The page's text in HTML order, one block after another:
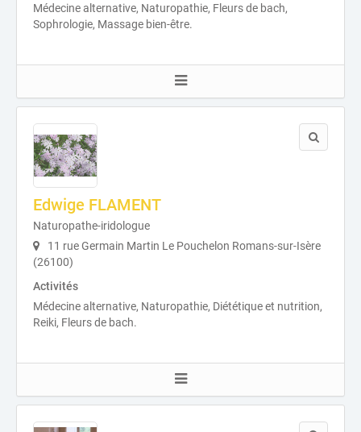
Médecine alternative, Naturopathie, Fleurs de bach,
Sophrologie, Massage bien-être.
Edwige FLAMENT
Naturopathe-iridologue
11 rue Germain Martin Le Pouchelon Romans-sur-Isère
(26100)
Activités
Médecine alternative, Naturopathie, Diététique et nutrition,
Reiki, Fleurs de bach.